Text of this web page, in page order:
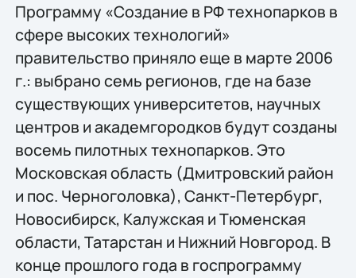
Программу «Создание в РФ технопарков в
сфере высоких технологий»
правительство приняло еще в марте 2006
г.: выбрано семь регионов, где на базе
существующих университетов, научных
центров и академгородков будут созданы
восемь пилотных технопарков. Это
Московская область (Дмитровский район
и пос. Черноголовка), Санкт-Петербург,
Новосибирск, Калужская и Тюменская
области, Татарстан и Нижний Новгород. В
конце прошлого года в госпрограмму